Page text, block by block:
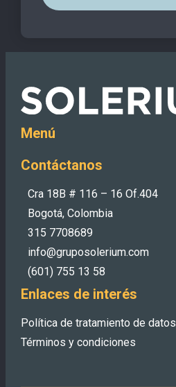
Menú
Contáctanos
Cra 18B # 116 – 16 Of.404
Bogotá, Colombia
315 7708689
info@gruposolerium.com
(601) 755 13 58
Enlaces de interés
Política de tratamiento de datos
Términos y condiciones